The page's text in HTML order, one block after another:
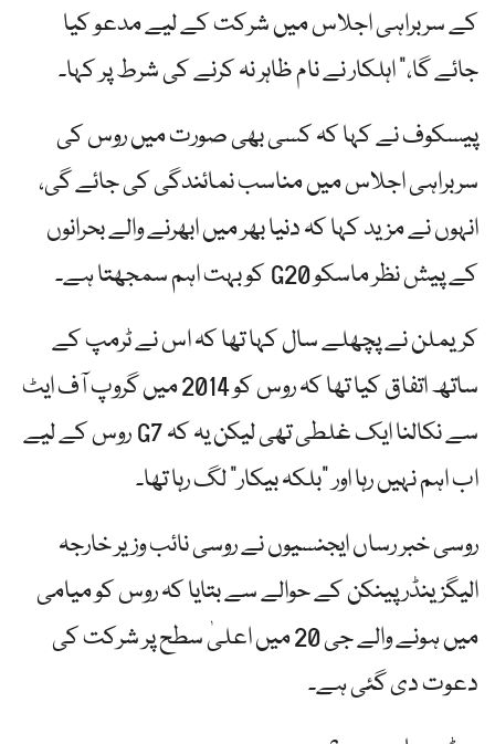
کے سربراہی اجلاس میں شرکت کے لیے مدعو کیا
جائے گا،” اہلکار نے نام ظاہر نہ کرنے کی شرط پر کہا۔
پیسکوف نے کہا کہ کسی بھی صورت میں روس کی
سربراہی اجلاس میں مناسب نمائندگی کی جائے گی،
انہوں نے مزید کہا کہ دنیا بھر میں ابھرنے والے بحرانوں
کے پیش نظر ماسکو G20 کو بہت اہم سمجھتا ہے۔
کریملن نے پچھلے سال کہا تھا کہ اس نے ٹرمپ کے
ساتھ اتفاق کیا تھا کہ روس کو 2014 میں گروپ آف ایٹ
سے نکالنا ایک غلطی تھی لیکن یہ کہ G7 روس کے لیے
اب اہم نہیں رہا اور "بلکہ بیکار” لگ رہا تھا۔
روسی خبر رساں ایجنسیوں نے روسی نائب وزیر خارجہ
الیگزینڈر پینکن کے حوالے سے بتایا کہ روس کو میامی
میں ہونے والے جی 20 میں اعلیٰ سطح پر شرکت کی
دعوت دی گئی ہے۔